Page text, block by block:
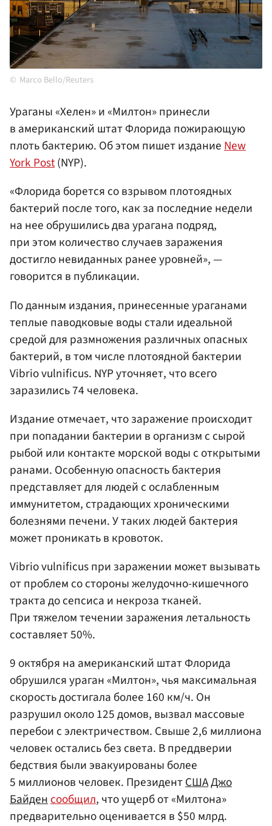
Marco Bello/Reuters
Ураганы «Хелен» и «Милтон» принесли
в американский штат Флорида пожирающую
плоть бактерию. Об этом пишет изданиеNew
York Post(NYP).
«Флорида борется со взрывом плотоядных
бактерий после того, как за последние недели
на нее обрушились два урагана подряд,
при этом количество случаев заражения
достигло невиданных ранее уровней», —
говорится в публикации.
По данным издания, принесенные ураганами
теплые паводковые воды стали идеальной
средой для размножения различных опасных
бактерий, в том числе плотоядной бактерии
Vibrio vulnificus. NYP уточняет, что всего
заразились 74 человека.
Издание отмечает, что заражение происходит
при попадании бактерии в организм с сырой
рыбой или контакте морской воды с открытыми
ранами. Особенную опасность бактерия
представляет для людей с ослабленным
иммунитетом, страдающих хроническими
болезнями печени. У таких людей бактерия
может проникать в кровоток.
Vibrio vulnificus при заражении может вызывать
от проблем со стороны желудочно-кишечного
тракта до сепсиса и некроза тканей.
При тяжелом течении заражения летальность
составляет 50%.
9 октября на американский штат Флорида
обрушился ураган «Милтон», чья максимальная
скорость достигала более 160 км/ч. Он
разрушил около 125 домов, вызвал массовые
перебои с электричеством. Свыше 2,6 миллиона
человек остались без света. В преддверии
бедствия были эвакуированы более
5 миллионов человек. ПрезидентСШАДжо
Байденсообщил, что ущерб от «Милтона»
предварительно оценивается в $50 млрд.